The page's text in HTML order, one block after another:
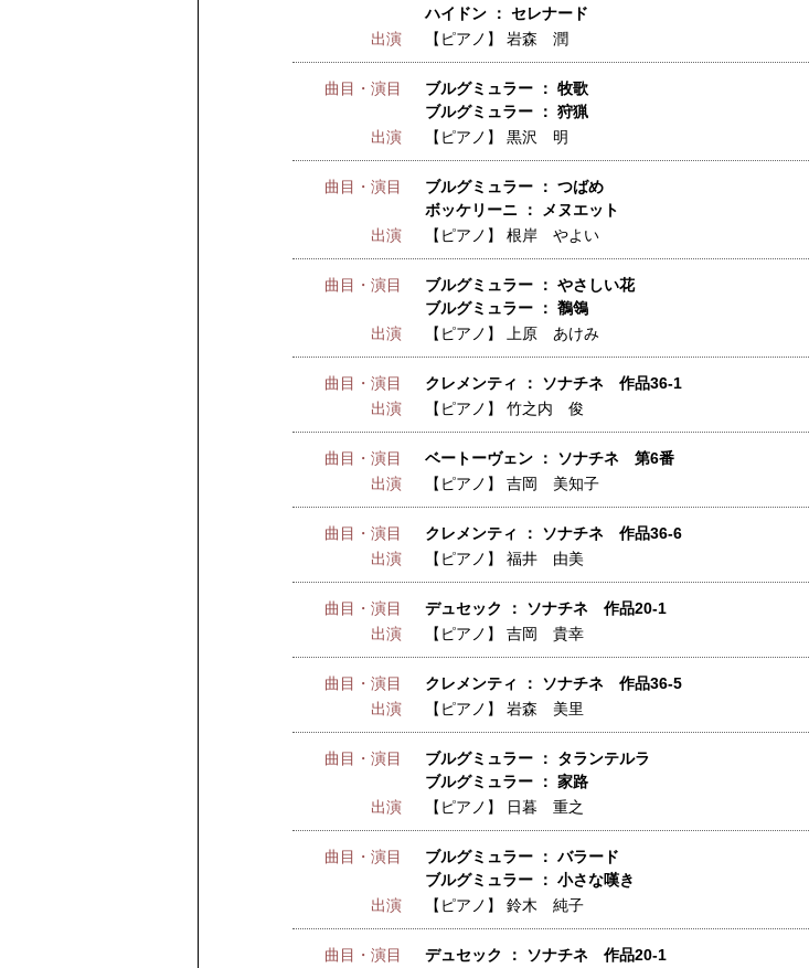
ハイドン ： セレナード
出演
【ピアノ】 岩森 潤
曲目・演目
ブルグミュラー ： 牧歌
ブルグミュラー ： 狩猟
出演
【ピアノ】 黒沢 明
曲目・演目
ブルグミュラー ： つばめ
ボッケリーニ ： メヌエット
出演
【ピアノ】 根岸 やよい
曲目・演目
ブルグミュラー ： やさしい花
ブルグミュラー ： 鶺鴒
出演
【ピアノ】 上原 あけみ
曲目・演目
クレメンティ ： ソナチネ 作品36-1
出演
【ピアノ】 竹之内 俊
曲目・演目
ベートーヴェン ： ソナチネ 第6番
出演
【ピアノ】 吉岡 美知子
曲目・演目
クレメンティ ： ソナチネ 作品36-6
出演
【ピアノ】 福井 由美
曲目・演目
デュセック ： ソナチネ 作品20-1
出演
【ピアノ】 吉岡 貴幸
曲目・演目
クレメンティ ： ソナチネ 作品36-5
出演
【ピアノ】 岩森 美里
曲目・演目
ブルグミュラー ： タランテルラ
ブルグミュラー ： 家路
出演
【ピアノ】 日暮 重之
曲目・演目
ブルグミュラー ： バラード
ブルグミュラー ： 小さな嘆き
出演
【ピアノ】 鈴木 純子
曲目・演目
デュセック ： ソナチネ 作品20-1